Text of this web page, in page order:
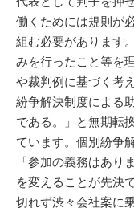
働くためには規則が
組む必要があります
みを行ったこと等を
や裁判例に基づく考
紛争解決制度による
である。」と無期転
ています。個別紛争
「参加の義務はあり
を変えることが先決
切れず渋々会社案に